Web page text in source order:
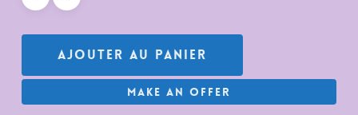
Ajouter Au Panier
Make An Offer